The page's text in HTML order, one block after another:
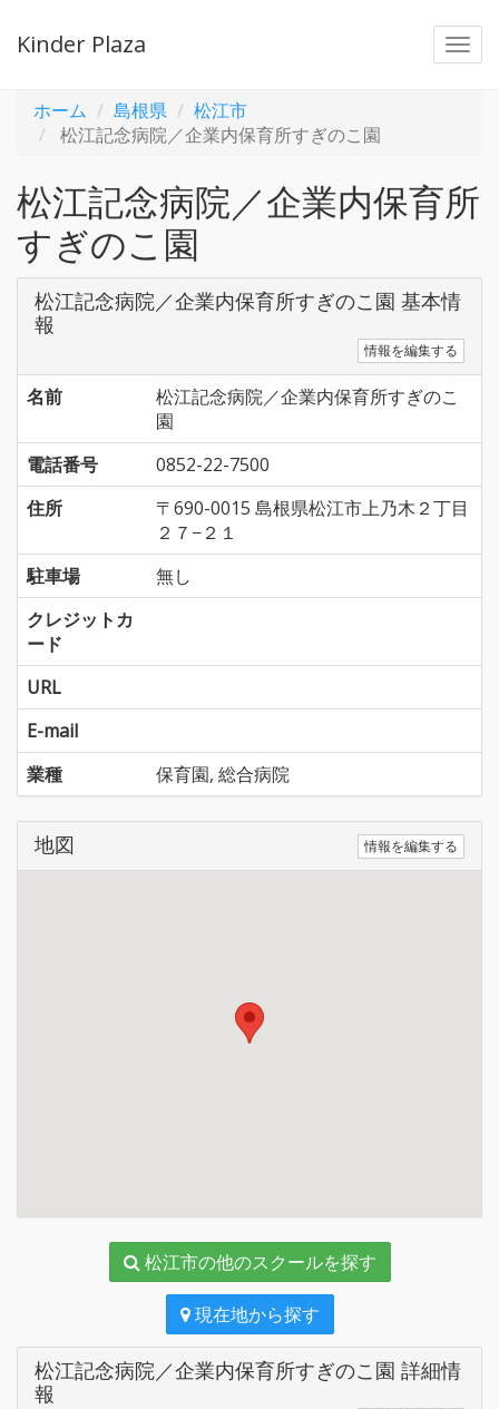
Kinder Plaza
ホーム 島根県
松江市
松江記念病院／企業内保育所すぎのこ園
松江記念病院／企業内保育所
すぎのこ園
松江記念病院／企業内保育所すぎのこ園 基本情
報
情報を編集する
名前
松江記念病院／企業内保育所すぎのこ
園
電話番号
0852-22-7500
住所
〒690-0015 島根県松江市上乃木２丁目
２７−２１
駐車場
無し
クレジットカ
ード
URL
E-mail
業種
保育園, 総合病院
地図 情報を編集する
松江市の他のスクールを探す
現在地から探す
松江記念病院／企業内保育所すぎのこ園 詳細情
報